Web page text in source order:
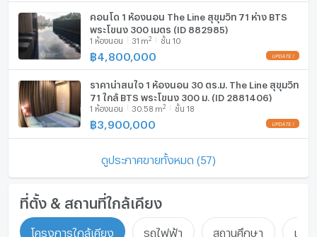
คอนโด 1 ห้องนอน The Line สุขุมวิท 71 ห่าง BTS
พระโขนง 300 เมตร (ID 882985)
1 ห้องนอน 31 m2 ชั้น 10
฿ 4,800,000
ราคาน่าสนใจ 1 ห้องนอน 30 ตร.ม. The Line สุขุมวิท
71 ใกล้ BTS พระโขนง 300 ม. (ID 2881406)
1 ห้องนอน 30.58 m2 ชั้น 18
฿3,900,000
ดูประกาศขายทั้งหมด (57)
ที่ตั้ง & สถานที่ใกล้เคียง
โครงการใกล้เคียง รถไฟฟ้า สถานศึกษา แหล่